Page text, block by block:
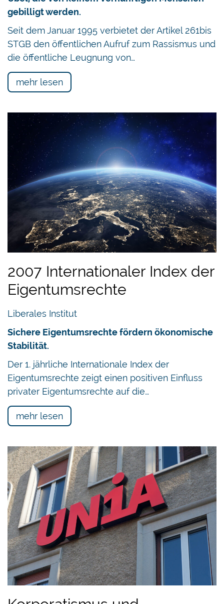
gebilligt werden.
Seit dem Januar 1995 verbietet der Artikel 261bis
STGB den öffentlichen Aufruf zum Rassismus und
die öffentliche Leugnung von…
mehr lesen
2007 Internationaler Index der
Eigentumsrechte
Liberales Institut
Sichere Eigentumsrechte fördern ökonomische
Stabilität.
Der 1. jährliche Internationale Index der
Eigentumsrechte zeigt einen positiven Einfluss
privater Eigentumsrechte auf die…
mehr lesen